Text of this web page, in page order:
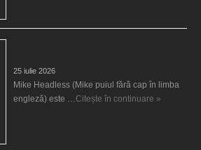
25 iulie 2026
Mike Headless (Mike puiul fără cap în limba
engleză) este … Citește în continuare »